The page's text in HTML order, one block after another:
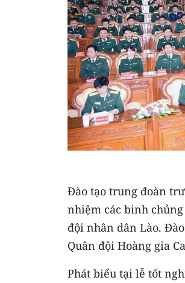
Đào tạo trung đoàn
nhiệm các binh
đội nhân dân Lào.
Quân đội Hoàng gia
Phát biểu tại lễ tốt